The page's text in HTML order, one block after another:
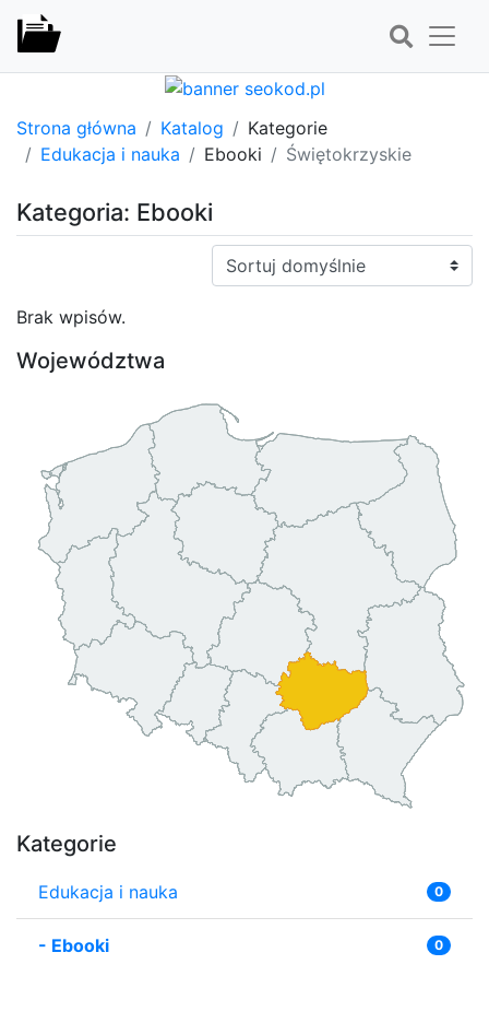
Strona główna Katalog
Kategorie
Edukacja i nauka
Ebooki Świętokrzyskie
Kategoria: Ebooki
Sortuj:
Brak wpisów.
Województwa
Kategorie
Edukacja i nauka 0
- Ebooki 0